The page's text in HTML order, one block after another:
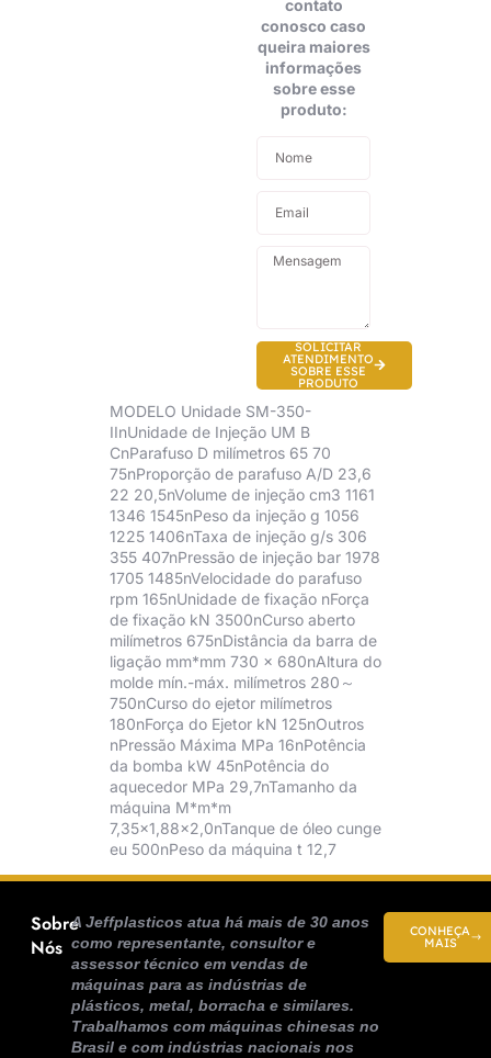
contato
conosco caso
queira maiores
informações
sobre esse
produto:
SOLICITAR
ATENDIMENTO
SOBRE ESSE
PRODUTO
MODELO Unidade SM-350-
IInUnidade de Injeção UM B
CnParafuso D milímetros 65 70
75nProporção de parafuso A/D 23,6
22 20,5nVolume de injeção cm3 1161
1346 1545nPeso da injeção g 1056
1225 1406nTaxa de injeção g/s 306
355 407nPressão de injeção bar 1978
1705 1485nVelocidade do parafuso
rpm 165nUnidade de fixação nForça
de fixação kN 3500nCurso aberto
milímetros 675nDistância da barra de
ligação mm*mm 730 × 680nAltura do
molde mín.-máx. milímetros 280～
750nCurso do ejetor milímetros
180nForça do Ejetor kN 125nOutros
nPressão Máxima MPa 16nPotência
da bomba kW 45nPotência do
aquecedor MPa 29,7nTamanho da
máquina M*m*m
7,35×1,88×2,0nTanque de óleo cunge
eu 500nPeso da máquina t 12,7
Sobre
Nós
A Jeffplasticos atua há mais de 30 anos
como representante, consultor e
assessor técnico em vendas de
máquinas para as indústrias de
plásticos, metal, borracha e similares.
Trabalhamos com máquinas chinesas no
Brasil e com indústrias nacionais nos
CONHEÇA
MAIS